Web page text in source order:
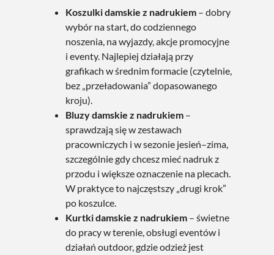
Koszulki damskie z nadrukiem – dobry
wybór na start, do codziennego
noszenia, na wyjazdy, akcje promocyjne
i eventy. Najlepiej działają przy
grafikach w średnim formacie (czytelnie,
bez „przeładowania” dopasowanego
kroju).
Bluzy damskie z nadrukiem –
sprawdzają się w zestawach
pracowniczych i w sezonie jesień–zima,
szczególnie gdy chcesz mieć nadruk z
przodu i większe oznaczenie na plecach.
W praktyce to najczęstszy „drugi krok”
po koszulce.
Kurtki damskie z nadrukiem – świetne
do pracy w terenie, obsługi eventów i
działań outdoor, gdzie odzież jest